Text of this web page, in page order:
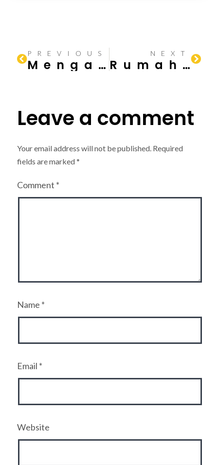
PREVIOUS
Mengapa Kualitas Bangunan Kompleks Perumahan Developer Tidak Sebaik Bangunan yang Dibangun Sendiri?
NEXT
Rumah Bangunan Kontainer: Plus Minus
Leave a comment
Your email address will not be published. Required
fields are marked*
Comment *
Name *
Email *
Website